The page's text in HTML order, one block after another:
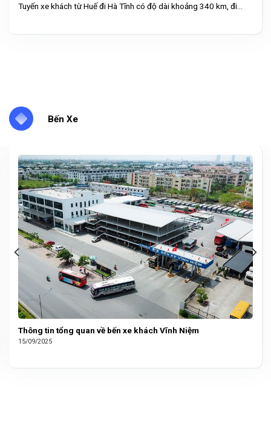
Tuyến xe khách từ Huế đi Hà Tĩnh có độ dài khoảng 340 km, đi...
Bến Xe
Thông tin tổng quan về bến xe khách Vĩnh Niệm
15/09/2025